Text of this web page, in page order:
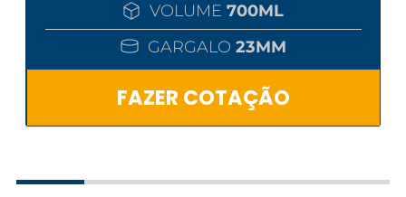
VOLUME 700ML
GARGALO 23MM
FAZER COTAÇÃO